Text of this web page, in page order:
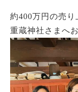
約400万円の売
重蔵神社さまへ